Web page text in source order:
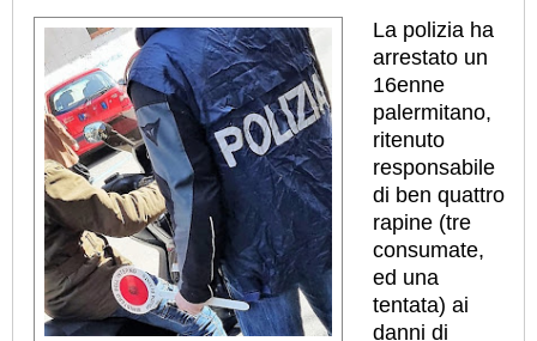
La polizia ha
arrestato un
16enne
palermitano,
ritenuto
responsabile
di ben quattro
rapine (tre
consumate,
ed una
tentata) ai
danni di